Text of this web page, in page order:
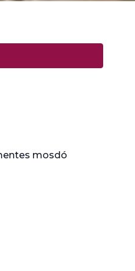
mosdó